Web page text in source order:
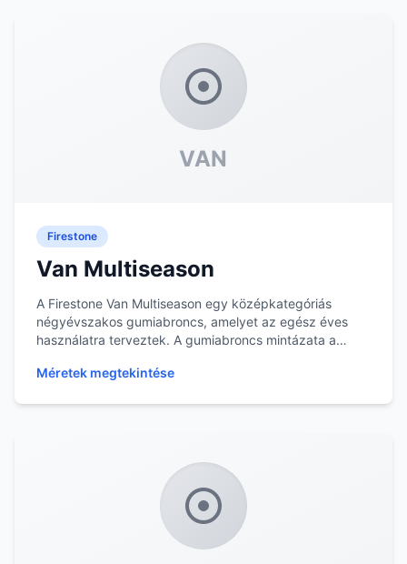
VAN
Firestone
Van Multiseason
A Firestone Van Multiseason egy középkategóriás
négyévszakos gumiabroncs, amelyet az egész éves
használatra terveztek. A gumiabroncs mintázata a
Méretek megtekintése